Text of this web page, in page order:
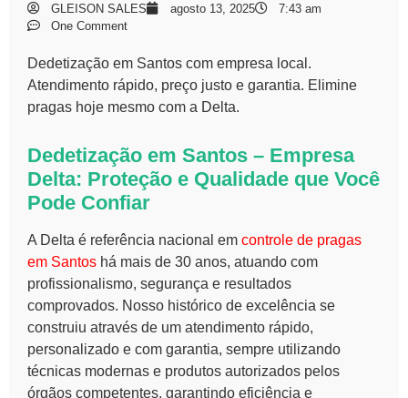
GLEISON SALES agosto 13, 2025
7:43 am
One Comment
Dedetização em Santos com empresa local.
Atendimento rápido, preço justo e garantia. Elimine
pragas hoje mesmo com a Delta.
Dedetização em Santos – Empresa
Delta: Proteção e Qualidade que Você
Pode Confiar
A Delta é referência nacional em controle de pragas
em Santos há mais de 30 anos, atuando com
profissionalismo, segurança e resultados
comprovados. Nosso histórico de excelência se
construiu através de um atendimento rápido,
personalizado e com garantia, sempre utilizando
técnicas modernas e produtos autorizados pelos
órgãos competentes, garantindo eficiência e